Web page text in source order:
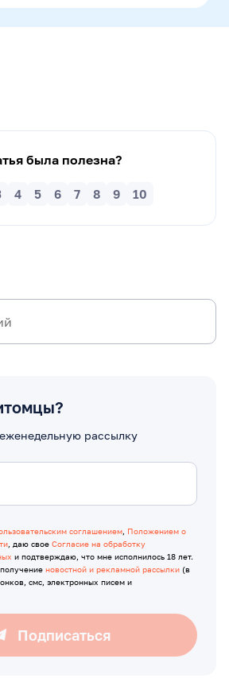
была полезна?
10
9
8
7
6
5
4
рассылку
соглашением, Положением о
, даю свое Согласие на обработку
и подтверждаю, что мне исполнилось 18 лет.
новостной и рекламной рассылки (в
смс, электронных писем и
Подписаться